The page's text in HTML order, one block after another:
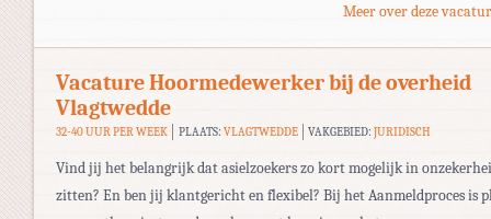
Meer over deze
Vacature Hoormedewerker bij de overheid
Vlagtwedde
32-40 UUR PER WEEK PLAATS: VLAGTWEDDE VAKGEBIED:JURIDISCH
Vind jij het belangrijk dat asielzoekers zo kort mogelijk in
zitten? En ben jij klantgericht en flexibel? Bij het Aanmeldproces is